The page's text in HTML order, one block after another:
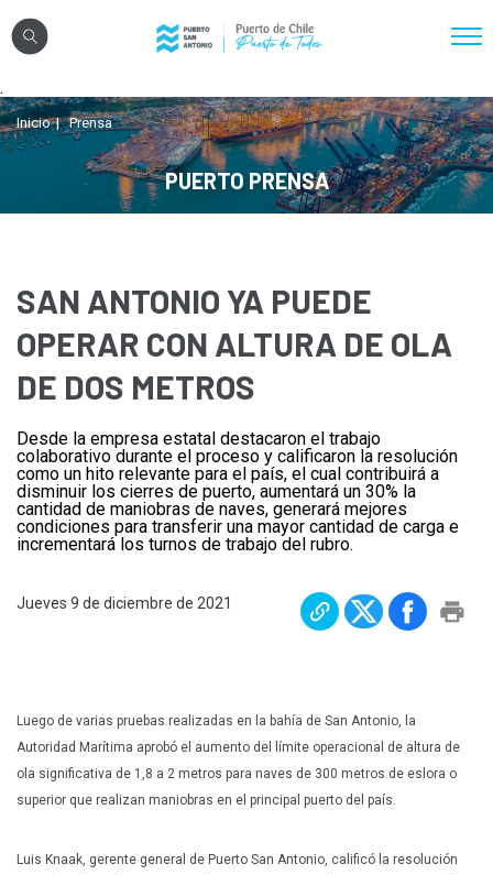
Nosotros
Sistema Portuario
Sostenibilidad
Transparencia
Registro Proveedores
Licitaciones
Reglamentos
Plan Maestro
Prensa
.
Inicio Prensa
PUERTO PRENSA
SAN ANTONIO YA PUEDE
OPERAR CON ALTURA DE OLA
DE DOS METROS
Desde la empresa estatal destacaron el trabajo
colaborativo durante el proceso y calificaron la resolución
como un hito relevante para el país, el cual contribuirá a
disminuir los cierres de puerto, aumentará un 30% la
cantidad de maniobras de naves, generará mejores
condiciones para transferir una mayor cantidad de carga e
incrementará los turnos de trabajo del rubro.
Jueves 9 de diciembre de 2021
Luego de varias pruebas realizadas en la bahía de San Antonio, la
Autoridad Marítima aprobó el aumento del límite operacional de altura de
ola significativa de 1,8 a 2 metros para naves de 300 metros de eslora o
superior que realizan maniobras en el principal puerto del país.
Luis Knaak, gerente general de Puerto San Antonio, calificó la resolución